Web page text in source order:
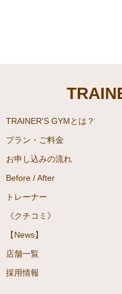
加者が急上昇している「
（BBJ）出場に向けて「ボ
ィーカラーリング」に関す
ト」「デメリット」につい
まとめてみました！
TRAINER'S GYMとは？
プラン・ご料金
お申し込みの流れ
Before / After
トレーナー
《クチコミ》
【News】
店舗一覧
採用情報